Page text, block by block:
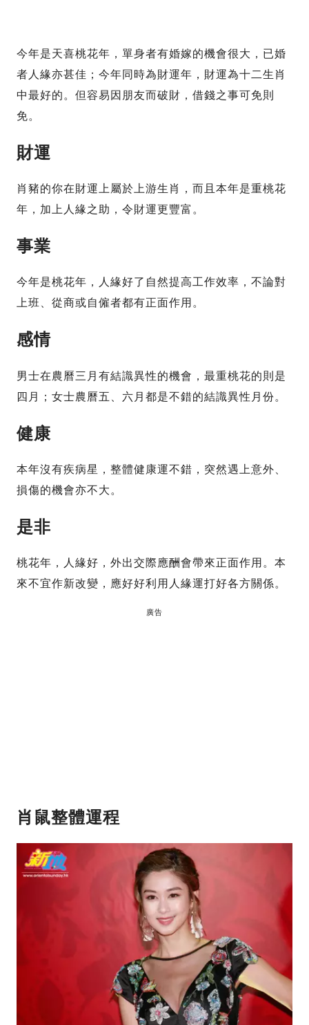
今年是天喜桃花年，單身者有婚嫁的機會很大，已婚
者人緣亦甚佳；今年同時為財運年，財運為十二生肖
中最好的。但容易因朋友而破財，借錢之事可免則
免。
財運
肖豬的你在財運上屬於上游生肖，而且本年是重桃花
年，加上人緣之助，令財運更豐富。
事業
今年是桃花年，人緣好了自然提高工作效率，不論對
上班、從商或自僱者都有正面作用。
感情
男士在農曆三月有結識異性的機會，最重桃花的則是
四月；女士農曆五、六月都是不錯的結識異性月份。
健康
本年沒有疾病星，整體健康運不錯，突然遇上意外、
損傷的機會亦不大。
是非
桃花年，人緣好，外出交際應酬會帶來正面作用。本
來不宜作新改變，應好好利用人緣運打好各方關係。
廣告
肖鼠整體運程